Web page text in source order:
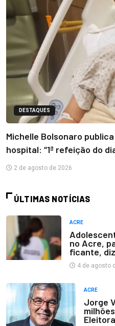
DESTAQUES
Michelle Bolsonaro
hospital: “1ª refeição do
2 de agosto de 2026
ÚLTIMAS NOTÍCIAS
ACRE
no Acre,
ficante,
4 de agosto
ACRE
Jorge